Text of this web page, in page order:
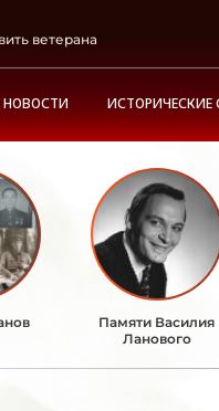
ветерана
НОВОСТИ ИСТОРИЧЕСКИЕ
Памяти Василия
Ланового